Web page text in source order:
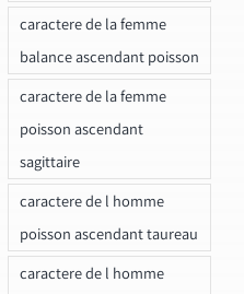
caractere de la femme
balance ascendant poisson
caractere de la femme
poisson ascendant
sagittaire
caractere de l homme
poisson ascendant taureau
caractere de l homme